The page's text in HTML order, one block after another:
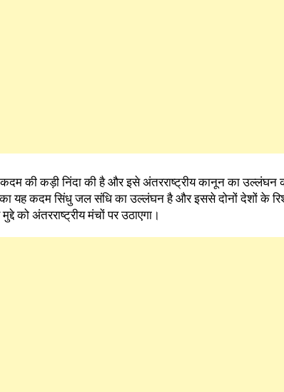
की कड़ी निंदा की है और इसे अंतरराष्ट्रीय कानून का उल्लंघन
यह कदम सिंधु जल संधि का उल्लंघन है और इससे दोनों देशों के
को अंतरराष्ट्रीय मंचों पर उठाएगा।